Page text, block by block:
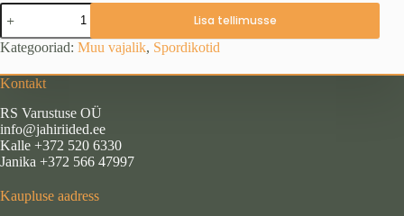
Veekindel
kott
100
l
Lisa tellimusse
Kategooriad: Muu vajalik, Spordikotid
Kontakt
RS Varustuse OÜ
info@jahiriided.ee
Kalle +372 520 6330
Janika +372 566 47997
Kaupluse aadress